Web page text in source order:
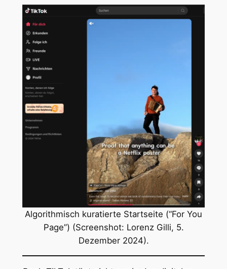
Algorithmisch kuratierte Startseite (“For You
Page”) (Screenshot: Lorenz Gilli, 5.
Dezember 2024).